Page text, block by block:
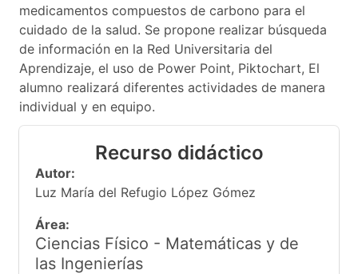
medicamentos compuestos de carbono para el
cuidado de la salud. Se propone realizar búsqueda
de información en la Red Universitaria del
Aprendizaje, el uso de Power Point, Piktochart, El
alumno realizará diferentes actividades de manera
individual y en equipo.
Recurso didáctico
Autor:
Luz María del Refugio López Gómez
Área:
Ciencias Físico - Matemáticas y de
las Ingenierías